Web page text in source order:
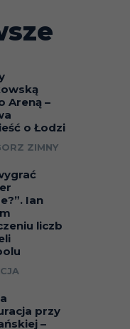
Areną –
o Łodzi
ZIMNY
Ian
liczb
przy
–